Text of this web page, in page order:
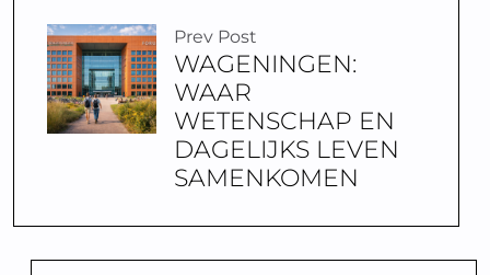
Prev Post
WAGENINGEN:
WAAR
WETENSCHAP EN
DAGELIJKS LEVEN
SAMENKOMEN